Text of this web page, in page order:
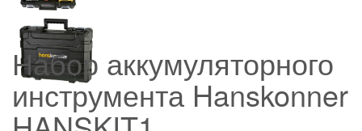
Набор аккумуляторного
инструмента Hanskonner